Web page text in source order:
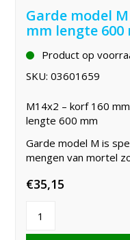
Garde model
mm lengte 600
Product op
SKU:03601659
M14x2 – korf 160 mm
lengte 600 mm
Garde model M is
mengen van mortel
€35,15